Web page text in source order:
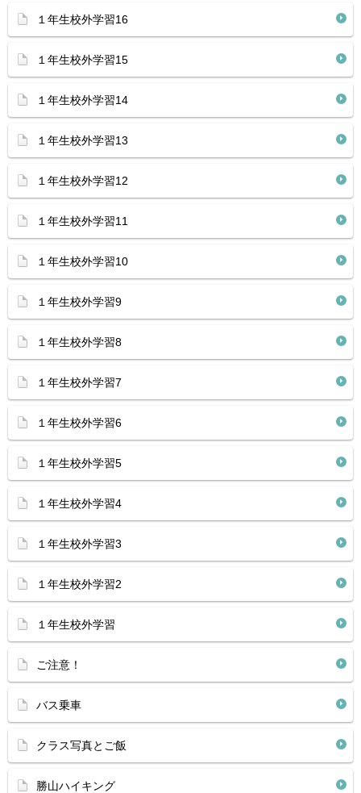
１年生校外学習16
１年生校外学習15
１年生校外学習14
１年生校外学習13
１年生校外学習12
１年生校外学習11
１年生校外学習10
１年生校外学習9
１年生校外学習8
１年生校外学習7
１年生校外学習6
１年生校外学習5
１年生校外学習4
１年生校外学習3
１年生校外学習2
１年生校外学習
ご注意！
バス乗車
クラス写真とご飯
勝山ハイキング